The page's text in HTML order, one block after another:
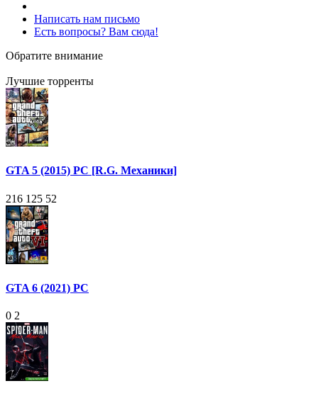
Написать нам письмо
Есть вопросы? Вам сюда!
Обратите внимание
Лучшие торренты
GTA 5 (2015) PC [R.G. Механики]
216 125 52
GTA 6 (2021) PC
0 2